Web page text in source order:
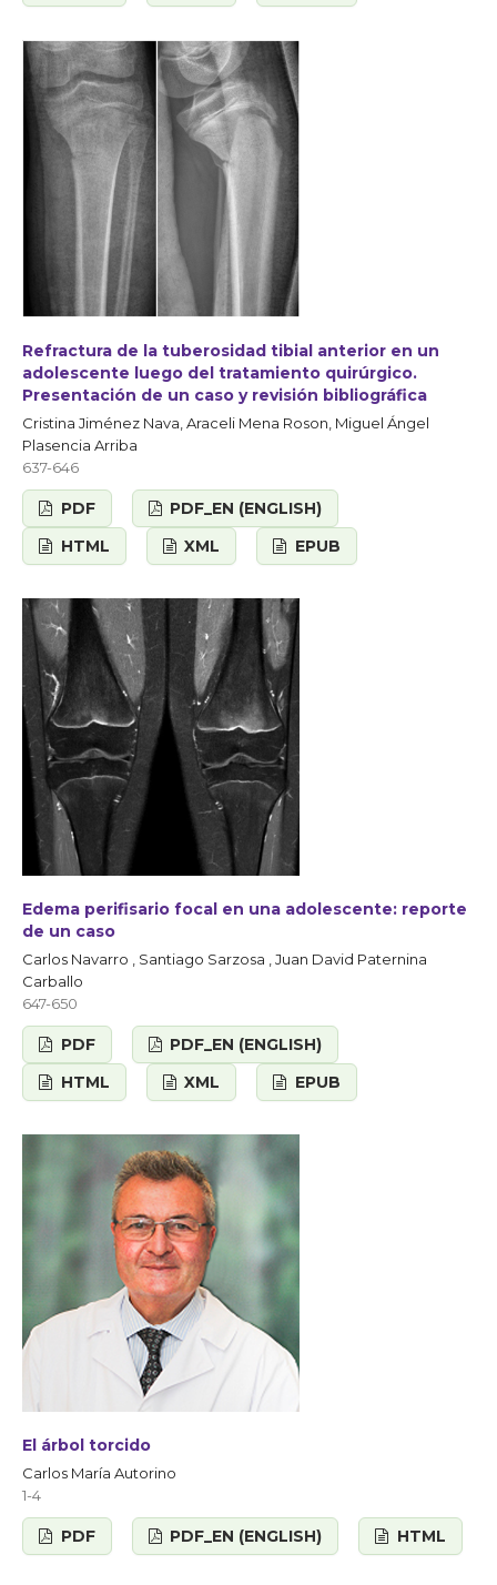
Refractura de la tuberosidad tibial anterior en un
adolescente luego del tratamiento quirúrgico.
Presentación de un caso y revisión bibliográfica
Cristina Jiménez Nava, Araceli Mena Roson, Miguel Ángel
Plasencia Arriba
637-646
PDF
PDF_EN (ENGLISH)
HTML
XML EPUB
Edema perifisario focal en una adolescente: reporte
de un caso
Carlos Navarro , Santiago Sarzosa , Juan David Paternina
Carballo
647-650
PDF
PDF_EN (ENGLISH)
HTML
XML EPUB
El árbol torcido
Carlos María Autorino
1-4
PDF PDF_EN (ENGLISH) HTML